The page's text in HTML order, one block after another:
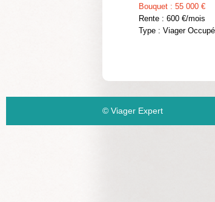
Bouquet : 55 000 €
Rente : 600 €/mois
Type : Viager
© Viager Expert